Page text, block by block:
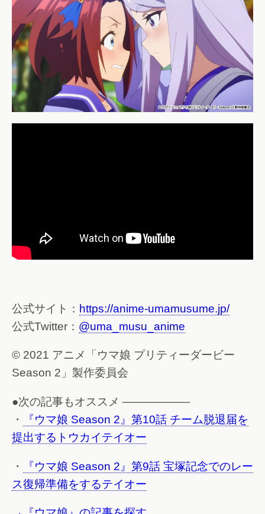
公式サイト： https://anime-umamusume.jp/
公式Twitter： @uma_musu_anime
© 2021 アニメ「ウマ娘 プリティーダービー
Season 2」製作委員会
●次の記事もオススメ ——————
・
『ウマ娘 Season 2』第10話 チーム脱退届を
提出するトウカイテイオー
・
『ウマ娘 Season 2』第9話 宝塚記念でのレー
ス復帰準備をするテイオー